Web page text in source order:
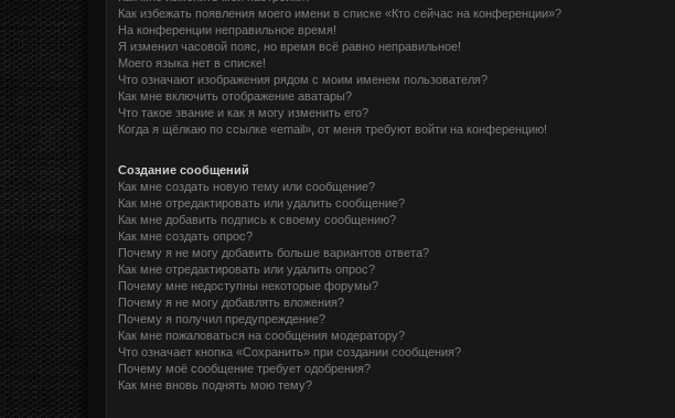
Как избежать появления моего имени в списке «Кто сейчас на конференции»?
На конференции неправильное время!
Я изменил часовой пояс, но время всё равно неправильное!
Моего языка нет в списке!
Что означают изображения рядом с моим именем пользователя?
Как мне включить отображение аватары?
Что такое звание и как я могу изменить его?
Когда я щёлкаю по ссылке «email», от меня требуют войти на конференцию!
Создание сообщений
Как мне создать новую тему или сообщение?
Как мне отредактировать или удалить сообщение?
Как мне добавить подпись к своему сообщению?
Как мне создать опрос?
Почему я не могу добавить больше вариантов ответа?
Как мне отредактировать или удалить опрос?
Почему мне недоступны некоторые форумы?
Почему я не могу добавлять вложения?
Почему я получил предупреждение?
Как мне пожаловаться на сообщения модератору?
Что означает кнопка «Сохранить» при создании сообщения?
Почему моё сообщение требует одобрения?
Как мне вновь поднять мою тему?